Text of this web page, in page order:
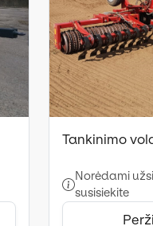
Tankinimo
Norėdami
susisiekite